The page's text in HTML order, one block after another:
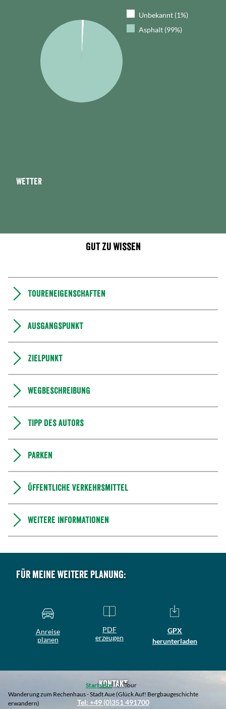
Unbekannt (1%)
Asphalt (99%)
Wetter
Gut zu wissen
Toureneigenschaften
Ausgangspunkt
Zielpunkt
Wegbeschreibung
Tipp des Autors
Parken
Öffentliche Verkehrsmittel
Weitere Informationen
Für meine weitere Planung:
Anreise
planen
PDF
erzeugen
GPX
herunterladen
Startseite
Tour
Wanderung zum Rechenhaus - Stadt Aue (Glück Auf! Bergbaugeschichte
erwandern)
Kontakt
Tel: +49 (0)351 491700